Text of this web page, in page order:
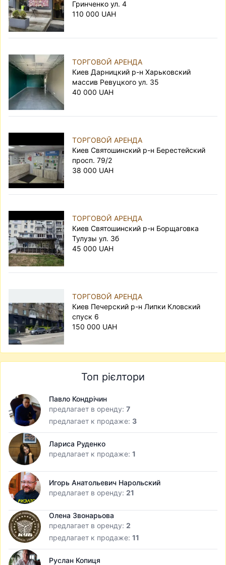
Гринченко ул. 4
110 000 UAH
ТОРГОВОЙ АРЕНДА
Киев Дарницкий р-н Харьковский
массив Ревуцкого ул. 35
40 000 UAH
ТОРГОВОЙ АРЕНДА
Киев Святошинский р-н Берестейский
просп. 79/2
38 000 UAH
ТОРГОВОЙ АРЕНДА
Киев Святошинский р-н Борщаговка
Тулузы ул. 3б
45 000 UAH
ТОРГОВОЙ АРЕНДА
Киев Печерский р-н Липки Кловский
спуск 6
150 000 UAH
Топ рієлтори
Павло Кондрічин
предлагает в оренду: 7
предлагает к продаже: 3
Лариса Руденко
предлагает к продаже: 1
Игорь Анатольевич Нарольский
предлагает в оренду: 21
Олена Звонарьова
предлагает в оренду: 2
предлагает к продаже: 11
Руслан Копиця